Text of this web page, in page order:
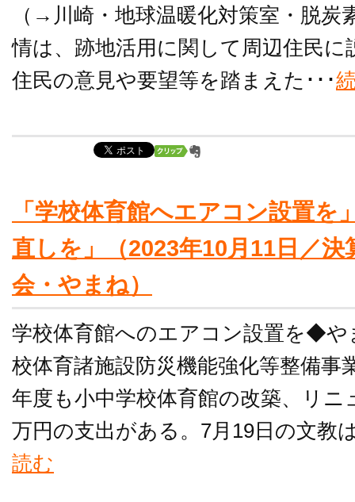
（→川崎・地球温暖化対策室・脱炭
情は、跡地活用に関して周辺住民
住民の意見や要望等を踏まえた･･･
「学校体育館へエアコン設置を
直しを」（2023年10月11日／決
会・やまね）
学校体育館へのエアコン設置を◆や
校体育諸施設防災機能強化等整備事
年度も小中学校体育館の改築、リニ
万円の支出がある。7月19日の文教
読む